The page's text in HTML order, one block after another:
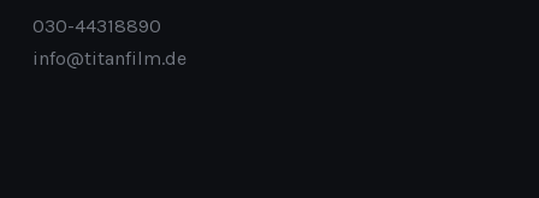
030-44318890
info@titanfilm.de